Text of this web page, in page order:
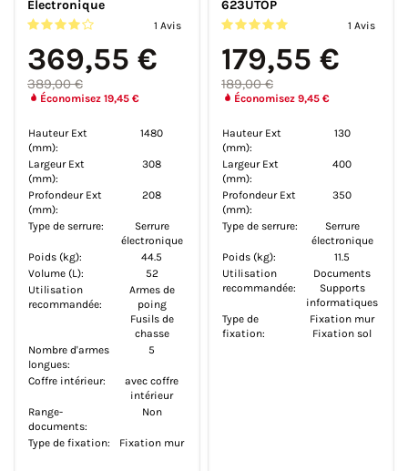
Électronique
1 Avis
369,55 €
389,00 €
Économisez 19,45 €
Hauteur Ext
(mm):
1480
Largeur Ext
(mm):
308
Profondeur Ext
(mm):
208
Type de serrure:
Serrure
électronique
Poids (kg):
44.5
Volume (L):
52
Utilisation
recommandée:
Armes de
poing
Fusils de
chasse
Nombre d'armes
longues:
5
Coffre intérieur:
avec coffre
intérieur
Range-
documents:
Non
Type de fixation: Fixation mur
623UTOP
1 Avis
179,55 €
189,00 €
Économisez 9,45 €
Hauteur Ext
(mm):
130
Largeur Ext
(mm):
400
Profondeur Ext
(mm):
350
Type de serrure:
Serrure
électronique
Poids (kg):
11.5
Utilisation
recommandée:
Documents
Supports
informatiques
Type de
fixation:
Fixation mur
Fixation sol